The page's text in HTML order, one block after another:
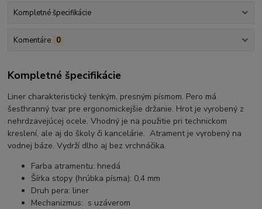
Kompletné špecifikácie
Komentáre 0
Kompletné špecifikácie
Liner charakteristický tenkým, presným písmom. Pero má
šesťhranný tvar pre ergonomickejšie držanie. Hrot je vyrobený z
nehrdzavejúcej ocele. Vhodný je na použitie pri technickom
kreslení, ale aj do školy či kancelárie. Atrament je vyrobený na
vodnej báze. Vydrží dlho aj bez vrchnáčika.
Farba atramentu: hnedá
Šírka stopy (hrúbka písma): 0,4 mm
Druh pera: liner
Mechanizmus: s uzáverom